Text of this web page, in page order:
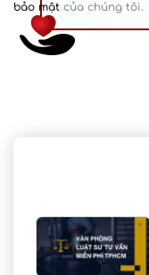
bảo mật của chúng tôi.